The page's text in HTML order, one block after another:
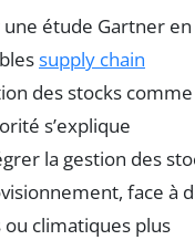
étude Gartner en
supply chain
des stocks comme
s’explique
la gestion des
face à
climatiques plus